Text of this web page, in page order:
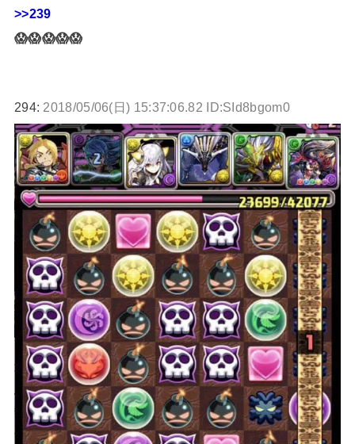
>>239
😱😱😱😱😱
294: 2018/05/06(日) 15:37:06.82 ID:SId8bgom0